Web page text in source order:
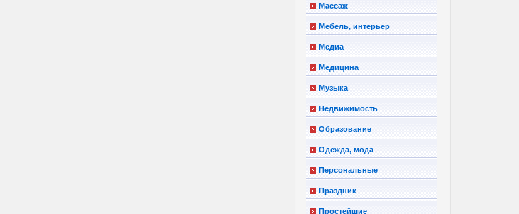
Массаж
Мебель, интерьер
Медиа
Медицина
Музыка
Недвижимость
Образование
Одежда, мода
Персональные
Праздник
Простейшие